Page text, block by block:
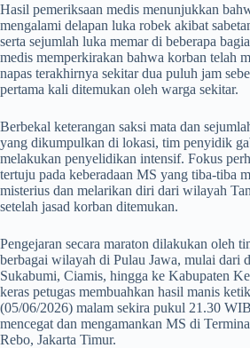
​Hasil pemeriksaan medis menunjukkan
mengalami delapan luka robek akibat
serta sejumlah luka memar di beberapa
medis memperkirakan bahwa korban telah
napas terakhirnya sekitar dua puluh jam
pertama kali ditemukan oleh warga sekitar.
​Berbekal keterangan saksi mata dan
yang dikumpulkan di lokasi, tim penyidik
melakukan penyelidikan intensif. Fokus
tertuju pada keberadaan MS yang tiba-tiba
misterius dan melarikan diri dari wilayah
setelah jasad korban ditemukan.
​Pengejaran secara maraton dilakukan oleh
berbagai wilayah di Pulau Jawa, mulai dari
Sukabumi, Ciamis, hingga ke Kabupaten
keras petugas membuahkan hasil manis
(05/06/2026) malam sekira pukul 21.30
mencegat dan mengamankan MS di
Rebo, Jakarta Timur.